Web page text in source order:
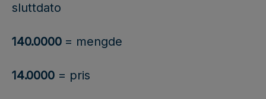
sluttdato
140.0000= mengde
14.0000= pris